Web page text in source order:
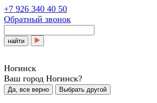
+7 926 340 40 50
Обратный звонок
найти
Ногинск
Ваш город Ногинск?
Да, все верно Выбрать другой